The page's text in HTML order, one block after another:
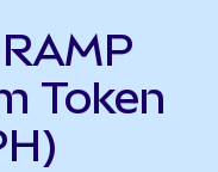
RAMP
Token